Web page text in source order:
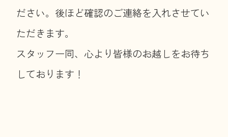
ださい。後ほど確認のご連絡を入れさせてい
ただきます。
スタッフ一同、心より皆様のお越しをお待ち
しております！